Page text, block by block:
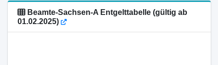
Beamte-Sachsen-A Entgelttabelle (gültig ab
01.02.2025)